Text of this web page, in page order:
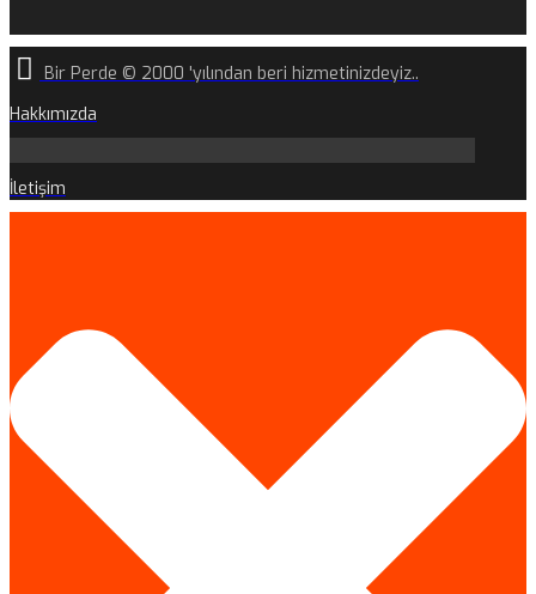
Bir Perde © 2000 'yılından beri hizmetinizdeyiz..
Hakkımızda
İletişim